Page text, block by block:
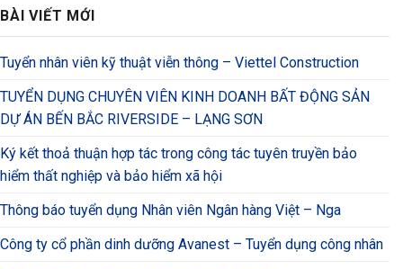
BÀI VIẾT MỚI
Tuyển nhân viên kỹ thuật viễn thông – Viettel Construction
TUYỂN DỤNG CHUYÊN VIÊN KINH DOANH BẤT ĐỘNG SẢN
DỰ ÁN BẾN BẮC RIVERSIDE – LẠNG SƠN
Ký kết thoả thuận hợp tác trong công tác tuyên truyền bảo
hiểm thất nghiệp và bảo hiểm xã hội
Thông báo tuyển dụng Nhân viên Ngân hàng Việt – Nga
Công ty cổ phần dinh dưỡng Avanest – Tuyển dụng công nhân